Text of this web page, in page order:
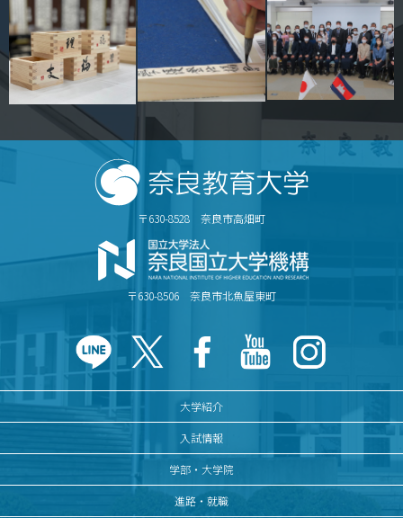
附属学校園
〒630-8528 奈良市高畑町
〒630-8506 奈良市北魚屋東町
大学紹介
入試情報
学部・大学院
進路・就職